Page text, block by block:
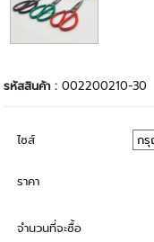
รหัสสินค้า :002200210-30
ไซส์
ราคา
จำนวนที่จะซื้อ